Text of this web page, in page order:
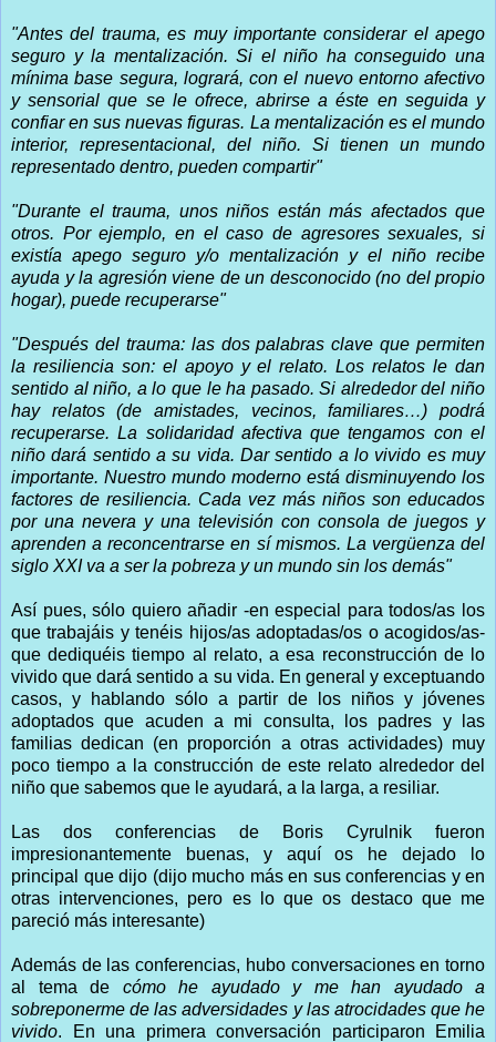
"Antes del trauma, es muy importante considerar el apego
seguro y la mentalización. Si el niño ha conseguido una
mínima base segura, logrará, con el nuevo entorno afectivo
y sensorial que se le ofrece, abrirse a éste en seguida y
confiar en sus nuevas figuras. La mentalización es el mundo
interior, representacional, del niño. Si tienen un mundo
representado dentro, pueden compartir"
"Durante el trauma, unos niños están más afectados que
otros. Por ejemplo, en el caso de agresores sexuales, si
existía apego seguro y/o mentalización y el niño recibe
ayuda y la agresión viene de un desconocido (no del propio
hogar), puede recuperarse"
"Después del trauma: las dos palabras clave que permiten
la resiliencia son: el apoyo y el relato. Los relatos le dan
sentido al niño, a lo que le ha pasado. Si alrededor del niño
hay relatos (de amistades, vecinos, familiares…) podrá
recuperarse. La solidaridad afectiva que tengamos con el
niño dará sentido a su vida. Dar sentido a lo vivido es muy
importante. Nuestro mundo moderno está disminuyendo los
factores de resiliencia. Cada vez más niños son educados
por una nevera y una televisión con consola de juegos y
aprenden a reconcentrarse en sí mismos. La vergüenza del
siglo XXI va a ser la pobreza y un mundo sin los demás"
Así pues, sólo quiero añadir -en especial para todos/as los
que trabajáis y tenéis hijos/as adoptadas/os o acogidos/as-
que dediquéis tiempo al relato, a esa reconstrucción de lo
vivido que dará sentido a su vida. En general y exceptuando
casos, y hablando sólo a partir de los niños y jóvenes
adoptados que acuden a mi consulta, los padres y las
familias dedican (en proporción a otras actividades) muy
poco tiempo a la construcción de este relato alrededor del
niño que sabemos que le ayudará, a la larga, a resiliar.
Las dos conferencias de Boris Cyrulnik fueron
impresionantemente buenas, y aquí os he dejado lo
principal que dijo (dijo mucho más en sus conferencias y en
otras intervenciones, pero es lo que os destaco que me
pareció más interesante)
Además de las conferencias, hubo conversaciones en torno
al tema de cómo he ayudado y me han ayudado a
sobreponerme de las adversidades y las atrocidades que he
vivido. En una primera conversación participaron Emilia